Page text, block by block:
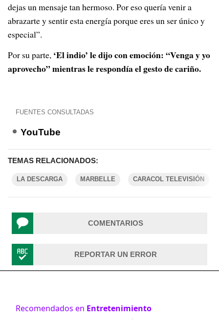
dejas un mensaje tan hermoso. Por eso quería venir a
abrazarte y sentir esta energía porque eres un ser único y
especial”.
Por su parte, ‘El indio’ le dijo con emoción: “Venga y yo
aprovecho” mientras le respondía el gesto de cariño.
FUENTES CONSULTADAS
YouTube
TEMAS RELACIONADOS:
LA DESCARGA MARBELLE CARACOL TELEVISIÓN
COMENTARIOS
REPORTAR UN ERROR
Recomendados en Entretenimiento